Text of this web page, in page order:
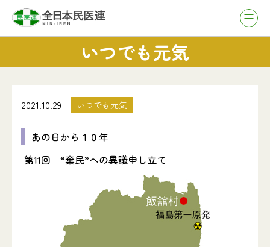
いつでも元気
2021.10.29 いつでも元気
あの日から１０年
第11回 “棄民”への異議申し立て